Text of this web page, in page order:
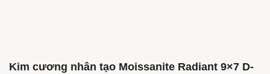
Kim cương nhân tạo Moissanite Radiant 9×7 D-